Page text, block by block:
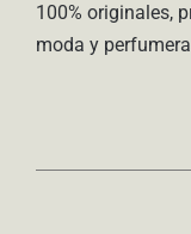
100% originales,
moda y